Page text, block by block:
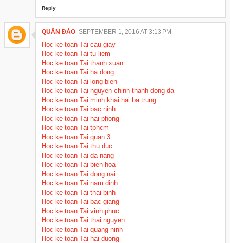
Reply
QUÂN ĐÀO SEPTEMBER 1, 2016 AT 3:13 PM
Hoc ke toan Tai cau giay
Hoc ke toan Tai tu liem
Hoc ke toan Tai thanh xuan
Hoc ke toan Tai ha dong
Hoc ke toan Tai long bien
Hoc ke toan Tai nguyen chinh thanh dong da
Hoc ke toan Tai minh khai hai ba trung
Hoc ke toan Tai bac ninh
Hoc ke toan Tai hai phong
Hoc ke toan Tai tphcm
Hoc ke toan Tai quan 3
Hoc ke toan Tai thu duc
Hoc ke toan Tai da nang
Hoc ke toan Tai bien hoa
Hoc ke toan Tai dong nai
Hoc ke toan Tai nam dinh
Hoc ke toan Tai thai binh
Hoc ke toan Tai bac giang
Hoc ke toan Tai vinh phuc
Hoc ke toan Tai thai nguyen
Hoc ke toan Tai quang ninh
Hoc ke toan Tai hai duong